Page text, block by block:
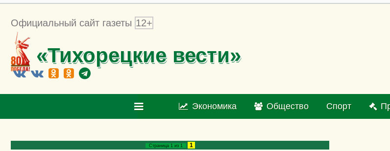
Официальный сайт газеты 12+
«Тихорецкие вести»
Экономика Общество Спорт
Страница 1из 1
1